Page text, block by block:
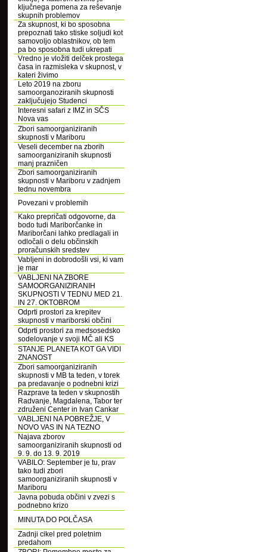
ključnega pomena za reševanje
skupnih problemov
Za skupnost, ki bo sposobna
prepoznati tako stiske soljudi kot
samovoljo oblastnikov, ob tem
pa bo sposobna tudi ukrepati
Vredno je vložiti delček prostega
časa in razmisleka v skupnost, v
kateri živimo
Leto 2019 na zboru
samoorganoziranih skupnosti
zaključujejo Studenci
Interesni safari z IMZ in SČS
Nova vas
Zbori samoorganiziranih
skupnosti v Mariboru
Veseli december na zborih
samoorganiziranih skupnosti
manj prazničen
Zbori samoorganiziranih
skupnosti v Mariboru v zadnjem
tednu novembra
Povezani v problemih
Kako prepričati odgovorne, da
bodo tudi Mariborčanke in
Mariborčani lahko predlagali in
odločali o delu občinskih
proračunskih sredstev
Vabljeni in dobrodošli vsi, ki vam
je mar
VABLJENI NA ZBORE
SAMOORGANIZIRANIH
SKUPNOSTI V TEDNU MED 21.
IN 27. OKTOBROM
Odprti prostori za krepitev
skupnosti v mariborski občini
Odprti prostori za medsosedsko
sodelovanje v svoji MČ ali KS
STANJE PLANETA KOT GA VIDI
ZNANOST
Zbori samoorganiziranih
skupnosti v MB ta teden, v torek
pa predavanje o podnebni krizi
Razprave ta teden v skupnostih
Radvanje, Magdalena, Tabor ter
združeni Center in Ivan Cankar
VABLJENI NA POBREŽJE, V
NOVO VAS IN NA TEZNO
Najava zborov
samoorganiziranih skupnosti od
9. 9. do 13. 9. 2019
VABILO: September je tu, prav
tako tudi zbori
samoorganiziranih skupnosti v
Mariboru
Javna pobuda občini v zvezi s
podnebno krizo
MINUTA DO POLČASA
Zadnji cikel pred poletnim
predahom